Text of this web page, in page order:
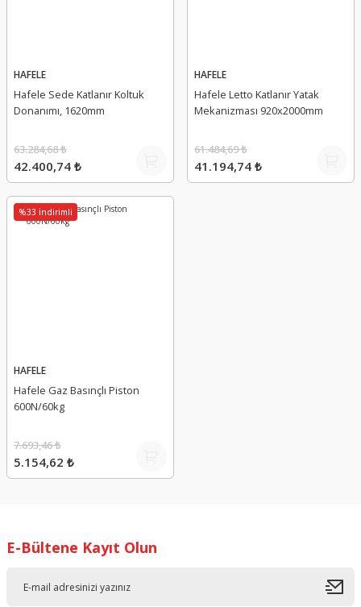
HAFELE
Hafele Sede Katlanır Koltuk
Donanımı, 1620mm
42.400,74 ₺
63.284,68 ₺
HAFELE
Hafele Letto Katlanır Yatak
Mekanizması 920x2000mm
41.194,74 ₺
61.484,69 ₺
%33 İndirimli
HAFELE
Hafele Gaz Basınçlı Piston
600N/60kg
5.154,62 ₺
7.693,46 ₺
E-Bültene Kayıt Olun